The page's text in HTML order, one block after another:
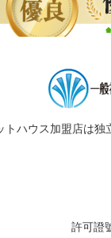
ハウス加盟店は独
許可證